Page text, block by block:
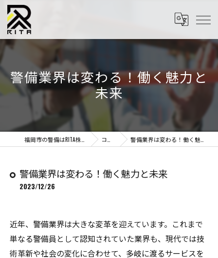
警備業界は変わる！働く魅力と
未来
コラム 警備業界は変わる！働く魅力と未来
警備業界は変わる！働く魅力と未来
2023/12/26
近年、警備業界は大きな変革を迎えています。これまで
単なる警備員として認知されていた業界も、現代では技
術革新や社会の変化に合わせて、多岐に渡るサービスを